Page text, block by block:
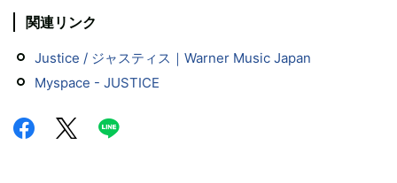
関連リンク
Justice / ジャスティス｜Warner Music Japan
Myspace - JUSTICE